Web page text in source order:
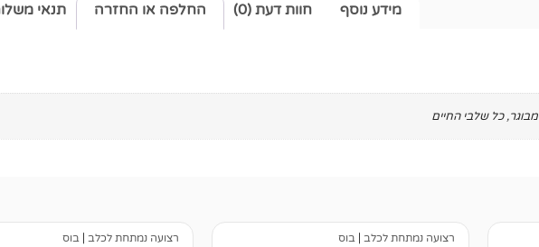
מידע נוסף תנאי חוות דעת (0) החלפה או החזרה
מבוגר,כל שלבי החיים
רצועה נמתחת לכלב | בוס רצועה נמתחת לכלב | בוס